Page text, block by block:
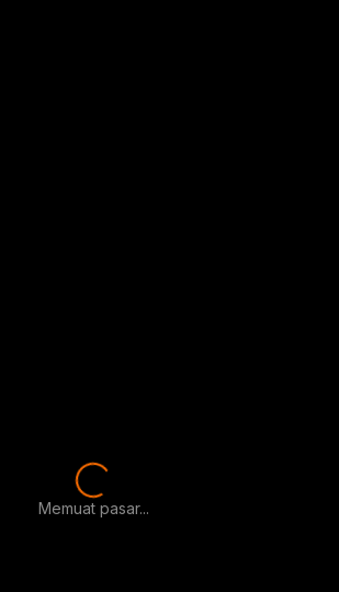
Memuat pasar...